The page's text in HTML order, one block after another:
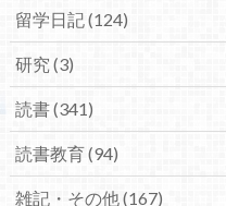
留学日記 (124)
研究 (3)
読書 (341)
読書教育 (94)
雑記・その他 (167)